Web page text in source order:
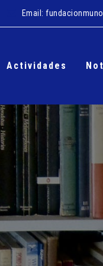
Email:
Actividades